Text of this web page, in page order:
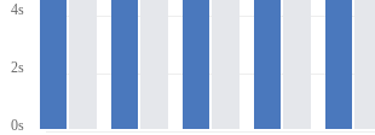
4s
2s
0s